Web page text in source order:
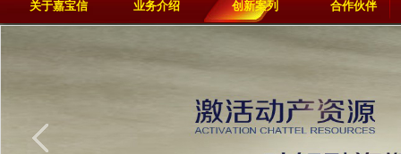
关于嘉宝信 业务介绍 创新案列 合作伙伴